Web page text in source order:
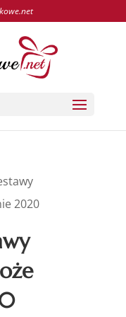
2020